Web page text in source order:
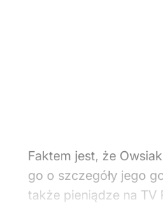
Faktem jest, że
go o szczegóły jego
także pieniądze na TV